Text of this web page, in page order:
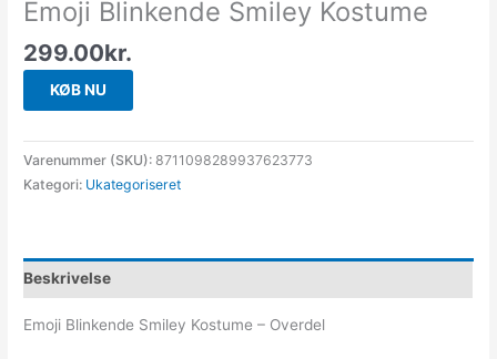
Emoji Blinkende Smiley Kostume
299.00kr.
KØB NU
Varenummer (SKU):8711098289937623773
Kategori: Ukategoriseret
Beskrivelse
Emoji Blinkende Smiley Kostume – Overdel